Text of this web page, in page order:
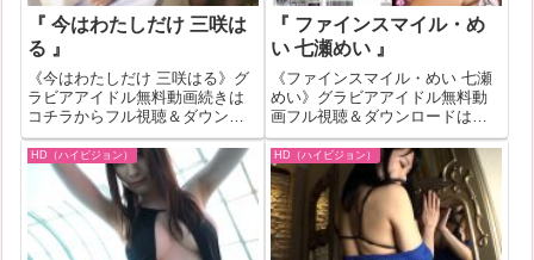
『 今はわたしだけ 三咲は
る 』
《今はわたしだけ 三咲はる》グ
ラビアアイドル無料動画続きは
コチラからフル視聴＆ダウンロ
ードはコチラへ『今はわたしだ
け 三咲はる』の作品IDが373067
のグラビアアイドル無料動画紹
介！一部作品はお試し無料動画
が見れない場合もあります。そ
の場...
『 ファインスマイル・め
い 七瀬めい 』
《ファインスマイル・めい 七瀬
めい》グラビアアイドル無料動
画フル視聴＆ダウンロードはコ
チラへ『ファインスマイル・め
い 七瀬めい』の作品IDが330838
のグラビアアイドル無料動画紹
介！一部作品はお試し無料動画
が見れない場合もあります。そ
の場...
HD（ハイビジョン） HD（ハイビジョン）